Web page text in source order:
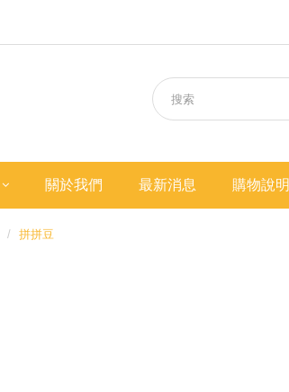
關於我們 最新消息 購物說明
拼拼豆